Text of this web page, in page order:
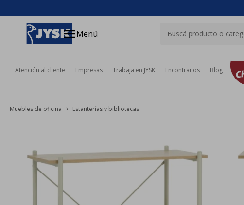
menuMenú
Atención al cliente Empresas Trabaja en JYSK Encontranos Blog
Muebles de oficina Estanterías y bibliotecas
close